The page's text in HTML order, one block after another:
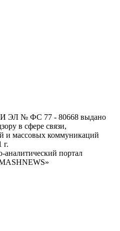
ЭЛ № ФС 77 - 80668 выдано
в сфере связи,
и массовых коммуникаций
г.
портал